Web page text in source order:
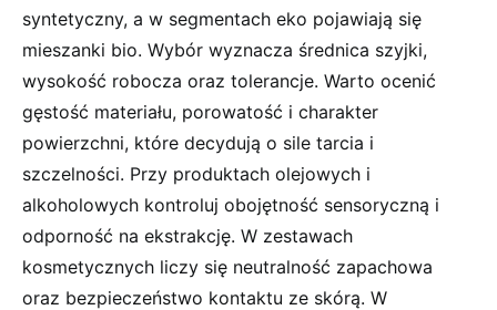
syntetyczny, a w segmentach eko pojawiają się
mieszanki bio. Wybór wyznacza średnica szyjki,
wysokość robocza oraz tolerancje. Warto ocenić
gęstość materiału, porowatość i charakter
powierzchni, które decydują o sile tarcia i
szczelności. Przy produktach olejowych i
alkoholowych kontroluj obojętność sensoryczną i
odporność na ekstrakcję. W zestawach
kosmetycznych liczy się neutralność zapachowa
oraz bezpieczeństwo kontaktu ze skórą. W